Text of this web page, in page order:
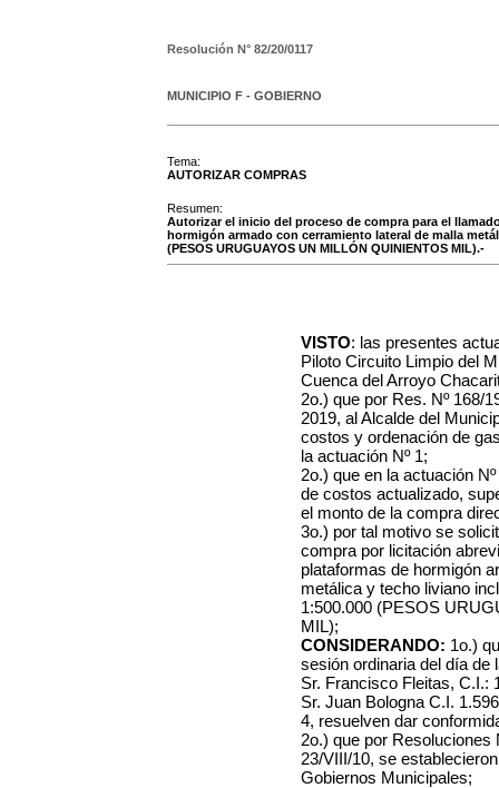
Resolución N° 82/20/0117
MUNICIPIO F - GOBIERNO
Tema:
AUTORIZAR COMPRAS
Resumen:
Autorizar el inicio del proceso de compra para el
hormigón armado con cerramiento lateral de malla
(PESOS URUGUAYOS UN MILLÓN QUINIENTOS MIL).-
VISTO: las presentes
Piloto Circuito Limpio del
Cuenca del Arroyo
2o.) que por Res. Nº 168/
2019, al Alcalde del
costos y ordenación de
la actuación Nº 1;
2o.) que en la actuación
de costos actualizado,
el monto de la compra
3o.) por tal motivo se
compra por licitación
plataformas de hormigón
metálica y techo liviano
1:500.000 (PESOS
MIL);
CONSIDERANDO: 1o.)
sesión ordinaria del día de
Sr. Francisco Fleitas, C.I.:
Sr. Juan Bologna C.I.
4, resuelven dar
2o.) que por Resoluciones
23/VIII/10, se
Gobiernos Municipales;